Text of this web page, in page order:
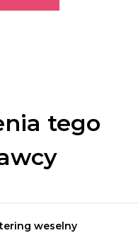
tego
weselny